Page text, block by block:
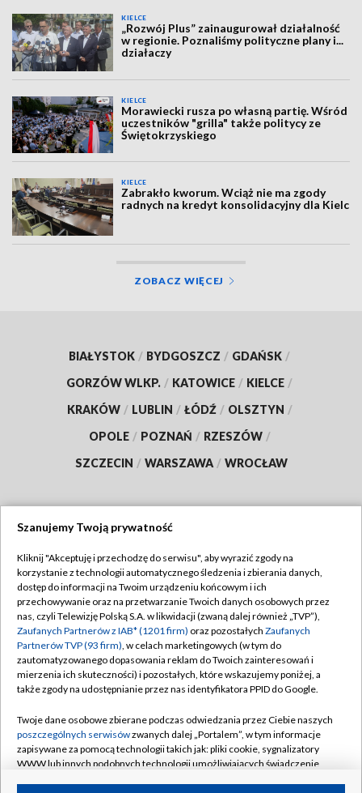
KIELCE
„Rozwój Plus” zainaugurował działalność
w regionie. Poznaliśmy polityczne plany i...
działaczy
KIELCE
Morawiecki rusza po własną partię. Wśród
uczestników "grilla" także politycy ze
Świętokrzyskiego
KIELCE
Zabrakło kworum. Wciąż nie ma zgody
radnych na kredyt konsolidacyjny dla Kielc
ZOBACZ WIĘCEJ
BIAŁYSTOK / BYDGOSZCZ / GDAŃSK /
GORZÓW WLKP. / KATOWICE / KIELCE /
KRAKÓW / LUBLIN / ŁÓDŹ / OLSZTYN /
OPOLE / POZNAŃ / RZESZÓW /
SZCZECIN / WARSZAWA / WROCŁAW
TVP
Abonament TVP
Emisja w TVP
Centrum informacji TVP
Naziemna Telewizja Cyfrowa
Rada Programowa
System NOS
Informacje o nadawcy
Regulamin TVP
Polityka prywatności
Moje zgody
Pomoc
Kontakt
Kanały
Szanujemy Twoją prywatność
Kliknij "Akceptuję i przechodzę do serwisu", aby wyrazić zgody na
korzystanie z technologii automatycznego śledzenia i zbierania danych,
dostęp do informacji na Twoim urządzeniu końcowym i ich
przechowywanie oraz na przetwarzanie Twoich danych osobowych przez
nas, czyli Telewizję Polską S.A. w likwidacji (zwaną dalej również „TVP”),
Zaufanych Partnerów z IAB* (1201 firm) oraz pozostałych Zaufanych
Partnerów TVP (93 firm), w celach marketingowych (w tym do
zautomatyzowanego dopasowania reklam do Twoich zainteresowań i
mierzenia ich skuteczności) i pozostałych, które wskazujemy poniżej, a
także zgody na udostępnianie przez nas identyfikatora PPID do Google.
Twoje dane osobowe zbierane podczas odwiedzania przez Ciebie naszych
poszczególnych serwisówzwanych dalej „Portalem”, w tym informacje
zapisywane za pomocą technologii takich jak: pliki cookie, sygnalizatory
WWW lub innych podobnych technologii umożliwiających świadczenie